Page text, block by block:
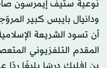
نوعية ستيف إيمرسون
ودانيال بايبس كبير
أن تسود الشريعة
المقدم التلفزيوني